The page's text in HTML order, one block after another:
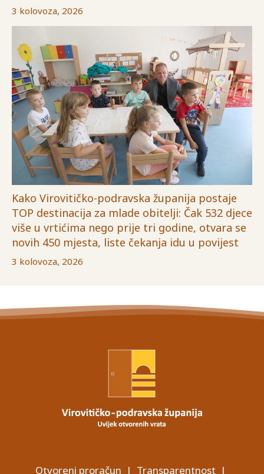
3 kolovoza, 2026
Kako Virovitičko-podravska županija postaje
TOP destinacija za mlade obitelji: Čak 532 djece
više u vrtićima nego prije tri godine, otvara se
novih 450 mjesta, liste čekanja idu u povijest
3 kolovoza, 2026
Otvoreni proračun | Transparentnost |